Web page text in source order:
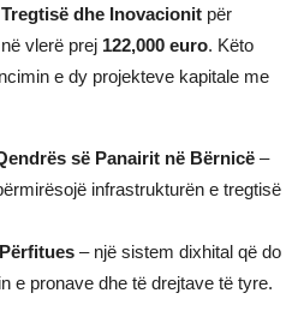
dhe Inovacionit për
vlerë prej 122,000 euro. Këto
e dy projekteve kapitale me
së Panairit në Bërnicë –
infrastrukturën e tregtisë
– një sistem dixhital që do
e pronave dhe të drejtave të tyre.